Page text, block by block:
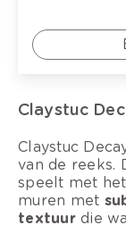
Claystuc
Claystuc
van de reeks.
speelt met
muren met
textuurdie